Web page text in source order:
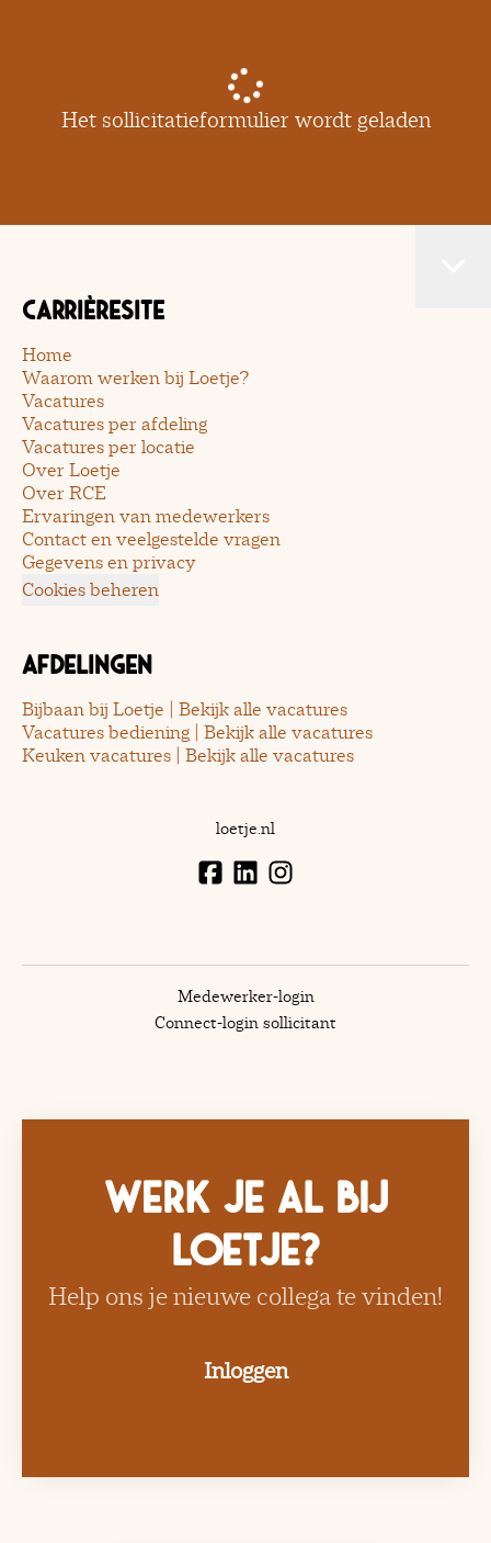
Het sollicitatieformulier wordt geladen
Carrièresite
Home
Waarom werken bij Loetje?
Vacatures
Vacatures per afdeling
Vacatures per locatie
Over Loetje
Over RCE
Ervaringen van medewerkers
Contact en veelgestelde vragen
Gegevens en privacy
Cookies beheren
Afdelingen
Bijbaan bij Loetje | Bekijk alle vacatures
Vacatures bediening | Bekijk alle vacatures
Keuken vacatures | Bekijk alle vacatures
loetje.nl
Medewerker-login
Connect-login sollicitant
Werk je al bij
Loetje?
Help ons je nieuwe collega te vinden!
Inloggen